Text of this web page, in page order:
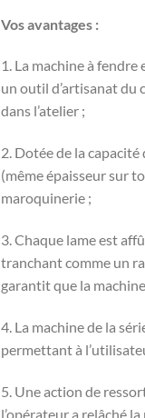
Vos avantages :
1. La machine à
un outil d’artisanat du
dans l’atelier ;
2. Dotée de la
(même épaisseur sur
maroquinerie ;
3. Chaque lame est
tranchant comme un
garantit que la
4. La machine de la
permettant à
5. Une action de
l’opérateur a relâché